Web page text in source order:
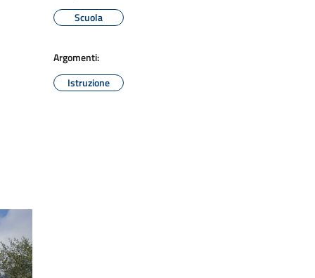
Scuola
Argomenti:
Istruzione